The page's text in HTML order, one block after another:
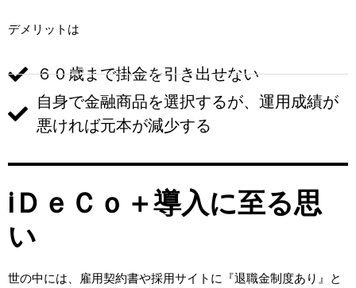
デメリットは
６０歳まで掛金を引き出せない
自身で金融商品を選択するが、運用成績が
悪ければ元本が減少する
ⅰＤｅＣｏ＋導入に至る思
い
世の中には、雇用契約書や採用サイトに『退職金制度あり』と